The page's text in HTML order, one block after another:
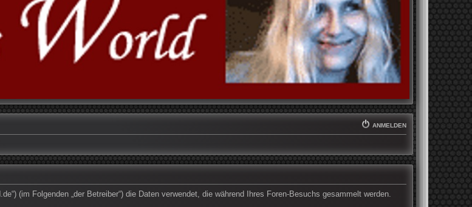
ANMELDEN
(im Folgenden „der Betreiber“) die Daten verwendet, die während Ihres Foren-Besuchs gesammelt werden.